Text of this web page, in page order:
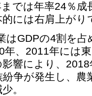
では年率24％成
には右肩上がり
はGDPの4割を占
年、2011年には
響により、
争が発生し、農
。